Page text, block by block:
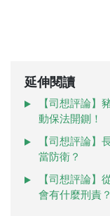
延伸閱讀
【司想評論】
動保法開鍘！
【司想評論】
當防衛？
【司想評論】
會有什麼刑責？